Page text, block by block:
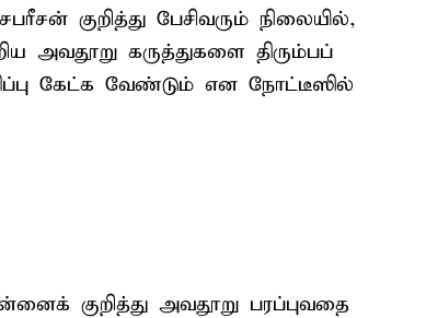
குறித்து பேசிவரும் நிலையில்,
அவதூறு கருத்துகளை திரும்பப்
கேட்க வேண்டும் என நோட்டீஸில்
குறித்து அவதூறு பரப்புவதை